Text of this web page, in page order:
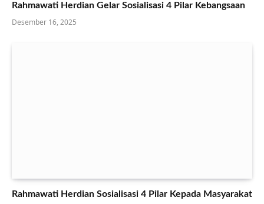
Rahmawati Herdian Gelar Sosialisasi 4 Pilar Kebangsaan
Desember 16, 2025
Rahmawati Herdian Sosialisasi 4 Pilar Kepada Masyarakat